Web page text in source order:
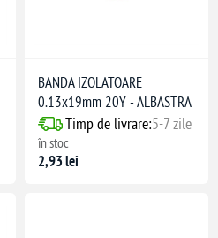
BANDA IZOLATOARE
0.13x19mm 20Y - ALBASTRA
Timp de livrare:5-7 zile
în stoc
2,93 lei